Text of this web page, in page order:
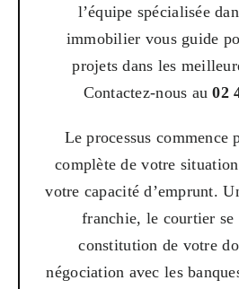
l’équipe spécialisée
immobilier vous guide
projets dans les
Contactez-nous au02
Le processus commence
complète de votre
votre capacité d’emprunt.
franchie, le courtier se
constitution de votre
négociation avec les